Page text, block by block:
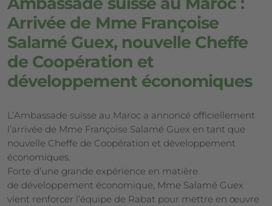
Arrivée de Mme Françoise
Salamé Guex, nouvelle Cheffe
de Coopération et
développement économiques
L’Ambassade suisse au Maroc a annoncé officiellement
l’arrivée de Mme Françoise Salamé Guex en tant que
nouvelle Cheffe de Coopération et développement
économiques.
Forte d’une grande expérience en matière
de développement économique, Mme Salamé Guex
vient renforcer l’équipe de Rabat pour mettre en œuvre